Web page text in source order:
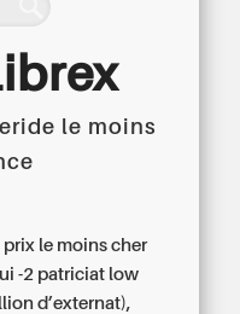
le moins
le moins cher
-2 patriciat low
d’externat),